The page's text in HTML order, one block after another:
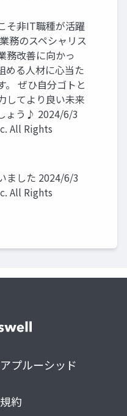
そ非IT職種が活躍
務のスペシャリス
務改善に向かっ
める人材に心当た
。 ぜひ自分ゴトと
してより良い未来
ょう♪ 2024/6/3
All Rights
ました 2024/6/3
All Rights
プルーシッド
約